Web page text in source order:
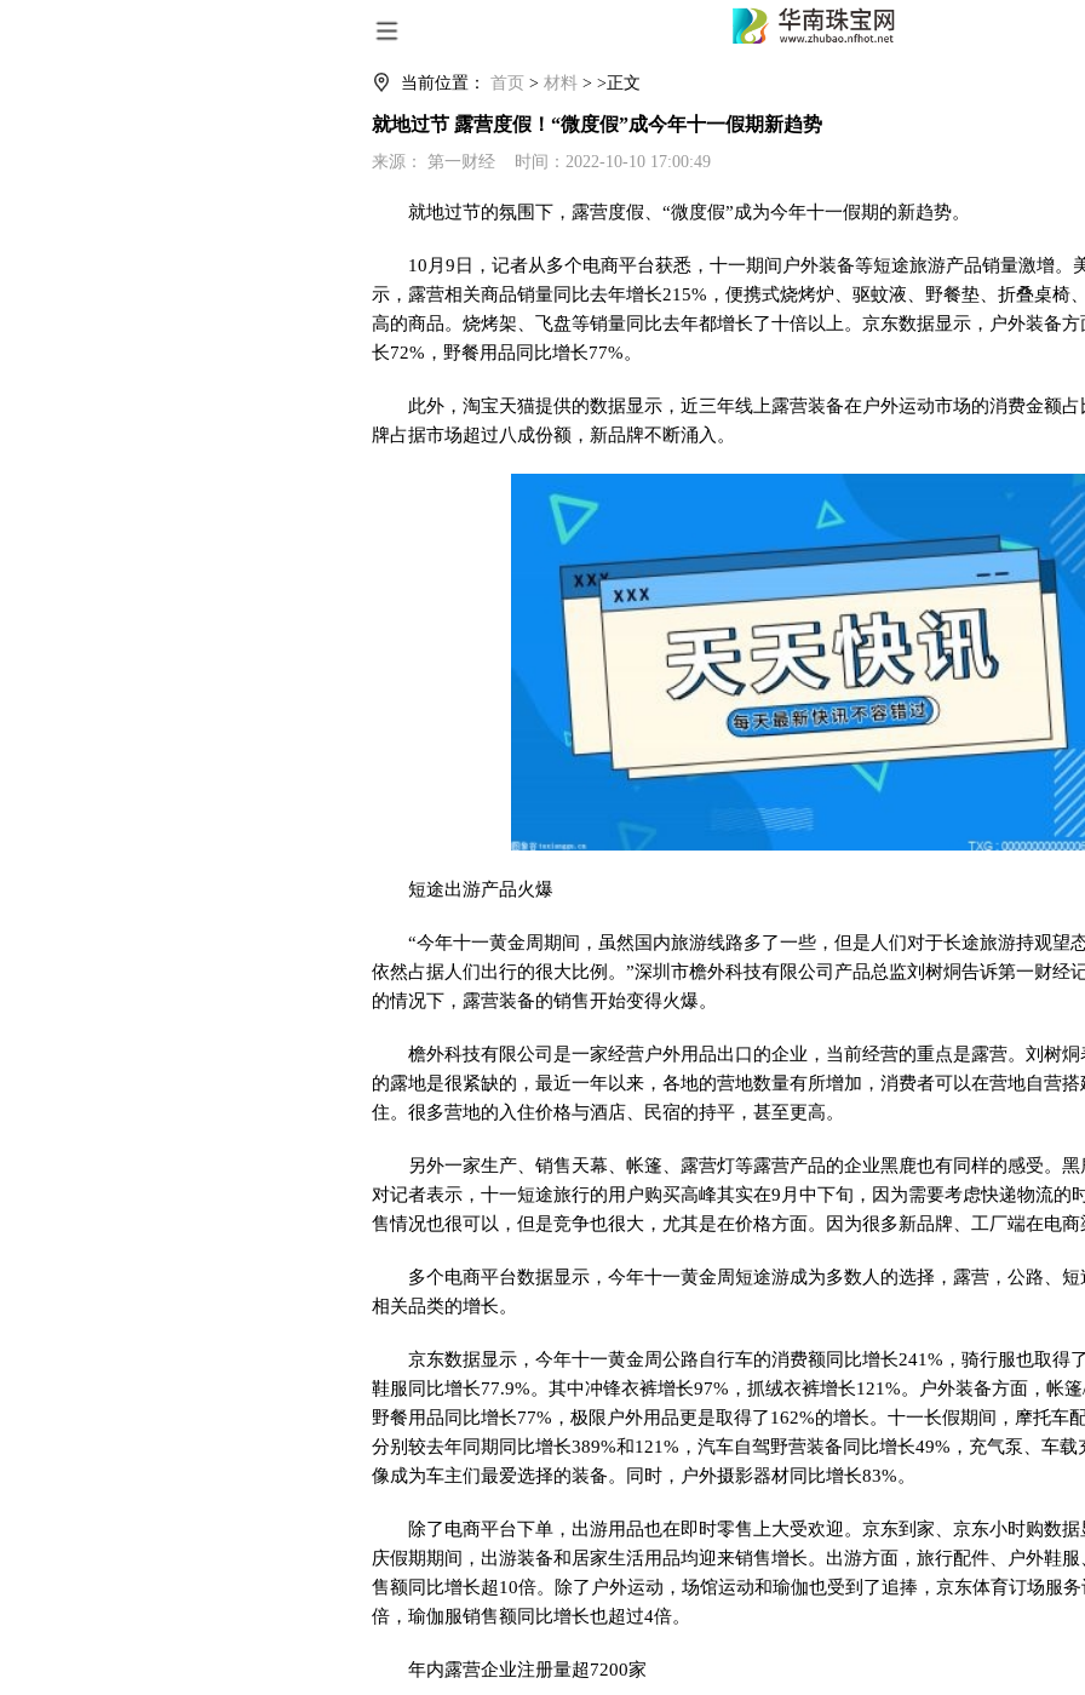
当前位置： 首页 > 材料 > >正文
就地过节 露营度假！“微度假”成今年十一假期新趋势
来源： 第一财经 时间：2022-10-10 17:00:49
就地过节的氛围下，露营度假、“微度假”成为今年十一假期的新趋势。
10月9日，记者从多个电商平台获悉，十一期间户外装备等短途旅游产品销量激增。
示，露营相关商品销量同比去年增长215%，便携式烧烤炉、驱蚊液、野餐垫、折叠桌椅
高的商品。烧烤架、飞盘等销量同比去年都增长了十倍以上。京东数据显示，户外装备
长72%，野餐用品同比增长77%。
此外，淘宝天猫提供的数据显示，近三年线上露营装备在户外运动市场的消费金额
牌占据市场超过八成份额，新品牌不断涌入。
短途出游产品火爆
“今年十一黄金周期间，虽然国内旅游线路多了一些，但是人们对于长途旅游持观望
依然占据人们出行的很大比例。”深圳市檐外科技有限公司产品总监刘树烔告诉第一财经
的情况下，露营装备的销售开始变得火爆。
檐外科技有限公司是一家经营户外用品出口的企业，当前经营的重点是露营。刘树
的露地是很紧缺的，最近一年以来，各地的营地数量有所增加，消费者可以在营地自营
住。很多营地的入住价格与酒店、民宿的持平 ，甚至更高。
另外一家生产、销售天幕、帐篷、露营灯等露营产品的企业黑鹿也有同样的感受。
对记者表示，十一短途旅行的用户购买高峰其实在9月中下旬，因为需要考虑快递物流的
售情况也很可以，但是竞争也很大，尤其是在价格方面。因为很多新品牌、工厂端在电
多个电商平台数据显示，今年十一黄金周短途游成为多数人的选择，露营，公路、
相关品类的增长。
京东数据显示，今年十一黄金周公路自行车的消费额同比增长241%，骑行服也取得
鞋服同比增长77.9%。其中冲锋衣裤增长97%，抓绒衣裤增长121%。户外装备方面，帐
野餐用品同比增长77%，极限户外用品更是取得了162%的增长。十一长假期间，摩托车
分别较去年同期同比增长389%和121%，汽车自驾野营装备同比增长49%，充气泵、车载
像成为车主们最爱选择的装备。同时，户外摄影器材同比增长83%。
除了电商平台下单，出游用品也在即时零售上大受欢迎。京东到家、京东小时购数
庆假期期间，出游装备和居家生活用品均迎来销售增长。出游方面，旅行配件、户外鞋
售额同比增长超10倍。除了户外运动，场馆运动和瑜伽也受到了追捧，京东体育订场服
倍，瑜伽服销售额同比增长也超过4倍。
年内露营企业注册量超7200家